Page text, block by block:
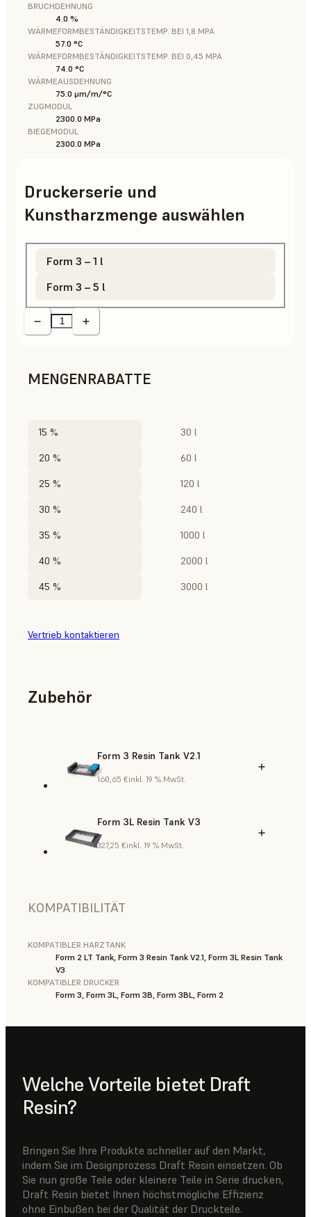
BRUCHDEHNUNG
4.0 %
WÄRMEFORMBESTÄNDIGKEITSTEMP. BEI 1,8 MPA
57.0 °C
WÄRMEFORMBESTÄNDIGKEITSTEMP. BEI 0,45 MPA
74.0 °C
WÄRMEAUSDEHNUNG
75.0 μm/m/°C
ZUGMODUL
2300.0 MPa
BIEGEMODUL
2300.0 MPa
Druckerserie und
Kunstharzmenge auswählen
Form 3 – 1 l
Form 3 – 5 l
MENGENRABATTE
15 % 30 l
20 % 60 l
25 % 120 l
30 % 240 l
35 % 1000 l
40 % 2000 l
45 % 3000 l
Vertrieb kontaktieren
Zubehör
Form 3 Resin Tank V2.1
160,65 €inkl. 19 % MwSt.
Form 3L Resin Tank V3
327,25 €inkl. 19 % MwSt.
KOMPATIBILITÄT
KOMPATIBLER HARZTANK
Form 2 LT Tank, Form 3 Resin Tank V2.1, Form 3L Resin Tank
V3
KOMPATIBLER DRUCKER
Form 3, Form 3L, Form 3B, Form 3BL, Form 2
Welche Vorteile bietet Draft
Resin?
Bringen Sie Ihre Produkte schneller auf den Markt,
indem Sie im Designprozess Draft Resin einsetzen. Ob
Sie nun große Teile oder kleinere Teile in Serie drucken,
Draft Resin bietet Ihnen höchstmögliche Effizienz
ohne Einbußen bei der Qualität der Druckteile.